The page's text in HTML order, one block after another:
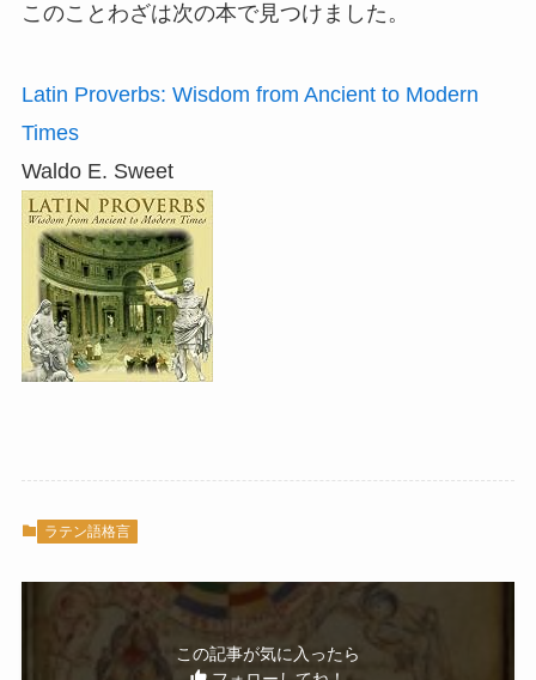
このことわざは次の本で見つけました。
Latin Proverbs: Wisdom from Ancient to Modern
Times
Waldo E. Sweet
ラテン語格言
この記事が気に入ったら